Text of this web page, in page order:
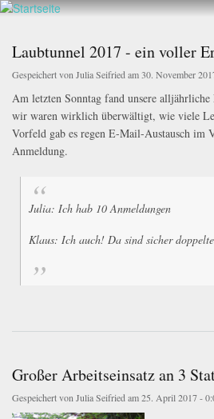
Direkt
Inhalt
Walderlebnis
e.V.
Laubtunnel 2017 - ein voller
Gespeichert von Julia Seifried am 30. November
Am letzten Sonntag fand unsere
wir waren wirklich überwältigt, wie viele
Vorfeld gab es regen E-Mail-Austausch im
Anmeldung.
Julia: Ich hab 10 Anmeldungen
Klaus: Ich auch! Da sind sicher
Großer Arbeitseinsatz an 3
Gespeichert von Julia Seifried am 25. April 2017 -